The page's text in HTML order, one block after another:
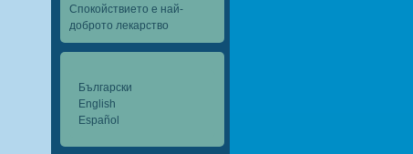
Спокойствието е най-
доброто лекарство
Български
English
Español